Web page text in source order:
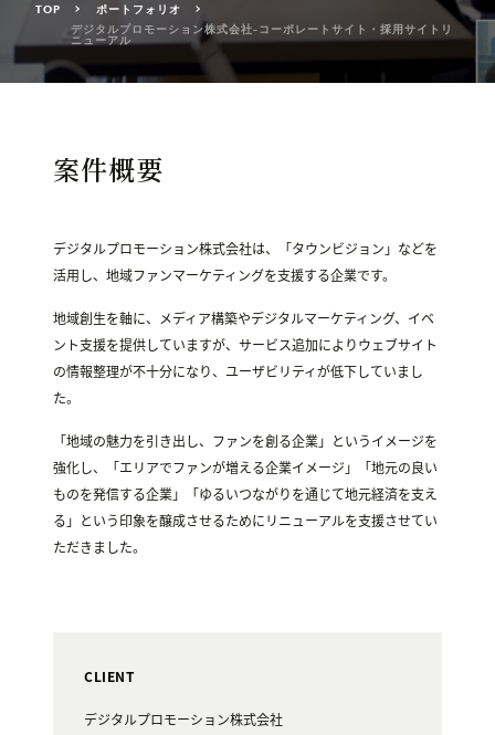
TOP
ポートフォリオ
デジタルプロモーション株式会社-コーポレートサイト・採用サイトリ
ニューアル
案件概要
デジタルプロモーション株式会社は、「タウンビジョン」などを
活用し、地域ファンマーケティングを支援する企業です。
地域創生を軸に、メディア構築やデジタルマーケティング、イベ
ント支援を提供していますが、サービス追加によりウェブサイト
の情報整理が不十分になり、ユーザビリティが低下していまし
た。
「地域の魅力を引き出し、ファンを創る企業」というイメージを
強化し、「エリアでファンが増える企業イメージ」「地元の良い
ものを発信する企業」「ゆるいつながりを通じて地元経済を支え
る」という印象を醸成させるためにリニューアルを支援させてい
ただきました。
CLIENT
デジタルプロモーション株式会社